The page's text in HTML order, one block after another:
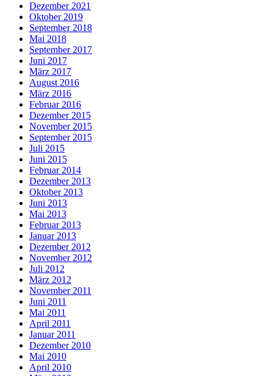
Dezember 2021
Oktober 2019
September 2018
Mai 2018
September 2017
Juni 2017
März 2017
August 2016
März 2016
Februar 2016
Dezember 2015
November 2015
September 2015
Juli 2015
Juni 2015
Februar 2014
Dezember 2013
Oktober 2013
Juni 2013
Mai 2013
Februar 2013
Januar 2013
Dezember 2012
November 2012
Juli 2012
März 2012
November 2011
Juni 2011
Mai 2011
April 2011
Januar 2011
Dezember 2010
Mai 2010
April 2010